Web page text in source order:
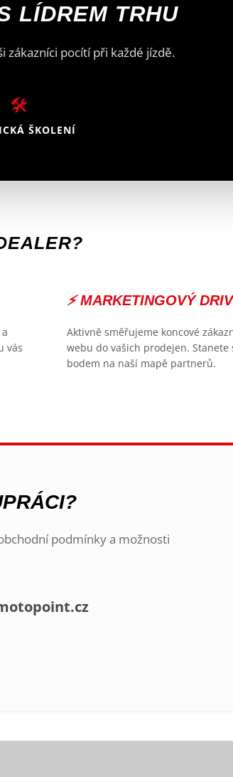
LÍDREM TRHU
zákazníci pocítí při každé jízdě.
🛠️
ŠKOLENÍ
vás
⚡ MARKETINGOVÝ
Aktivně směřujeme koncové
webu do vašich prodejen. Stanete
bodem na naší mapě partnerů.
podmínky a možnosti